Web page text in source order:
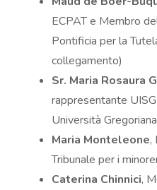
ECPAT e Membro
Pontificia per la
collegamento)
Sr. Maria Rosaura
rappresentante
Università Gregoriana
Maria Monteleone,
Tribunale per i
Caterina Chinnici,